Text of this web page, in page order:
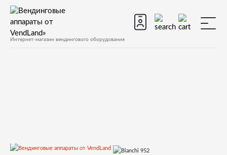
Интернет-магазин вендингового оборудования